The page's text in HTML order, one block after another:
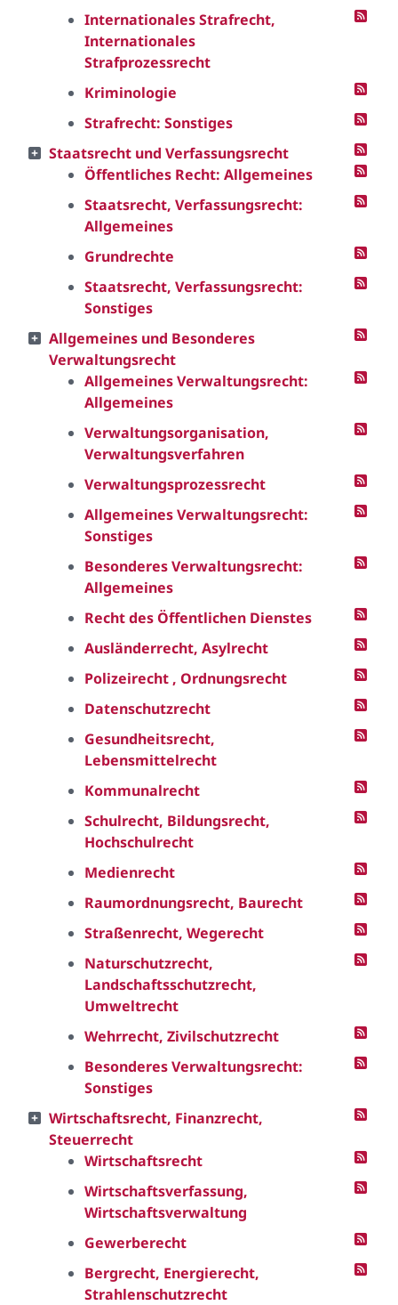
Internationales Strafrecht,
Internationales
Strafprozessrecht
Kriminologie
Strafrecht: Sonstiges
Staatsrecht und Verfassungsrecht
Öffentliches Recht: Allgemeines
Staatsrecht, Verfassungsrecht:
Allgemeines
Grundrechte
Staatsrecht, Verfassungsrecht:
Sonstiges
Allgemeines und Besonderes
Verwaltungsrecht
Allgemeines Verwaltungsrecht:
Allgemeines
Verwaltungsorganisation,
Verwaltungsverfahren
Verwaltungsprozessrecht
Allgemeines Verwaltungsrecht:
Sonstiges
Besonderes Verwaltungsrecht:
Allgemeines
Recht des Öffentlichen Dienstes
Ausländerrecht, Asylrecht
Polizeirecht , Ordnungsrecht
Datenschutzrecht
Gesundheitsrecht,
Lebensmittelrecht
Kommunalrecht
Schulrecht, Bildungsrecht,
Hochschulrecht
Medienrecht
Raumordnungsrecht, Baurecht
Straßenrecht, Wegerecht
Naturschutzrecht,
Landschaftsschutzrecht,
Umweltrecht
Wehrrecht, Zivilschutzrecht
Besonderes Verwaltungsrecht:
Sonstiges
Wirtschaftsrecht, Finanzrecht,
Steuerrecht
Wirtschaftsrecht
Wirtschaftsverfassung,
Wirtschaftsverwaltung
Gewerberecht
Bergrecht, Energierecht,
Strahlenschutzrecht